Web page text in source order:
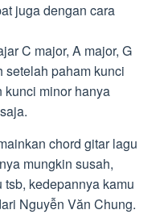
juga dengan cara
C major, A major, G
setelah paham kunci
kunci minor hanya
chord gitar lagu
mungkin susah,
kedepannya kamu
Nguyễn Văn Chung.